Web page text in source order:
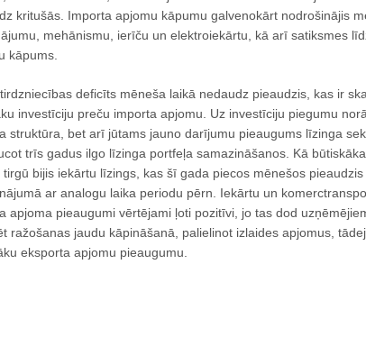
kritušās. Importa apjomu kāpumu galvenokārt nodrošinājis
mehānismu, ierīču un elektroiekārtu, kā arī satiksmes
kāpums.
deficīts mēneša laikā nedaudz pieaudzis, kas ir
investīciju preču importa apjomu. Uz investīciju piegumu
struktūra, bet arī jūtams jauno darījumu pieaugums līzinga
trīs gadus ilgo līzinga portfeļa samazināšanos. Kā
tirgū bijis iekārtu līzings, kas šī gada piecos mēnešos
ar analogu laika periodu pērn. Iekārtu un
apjoma pieaugumi vērtējami ļoti pozitīvi, jo tas dod
ražošanas jaudu kāpināšanā, palielinot izlaides apjomus,
eksporta apjomu pieaugumu.